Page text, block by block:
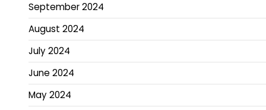
September 2024
August 2024
July 2024
June 2024
May 2024